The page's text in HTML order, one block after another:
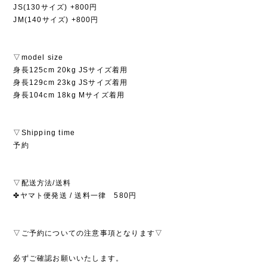
JS(130サイズ) +800円
JM(140サイズ) +800円
▽model size
身長125cm 20kg JSサイズ着用
身長129cm 23kg JSサイズ着用
身長104cm 18kg Mサイズ着用
▽Shipping time
予約
▽配送方法/送料
✤ヤマト便発送 / 送料一律 580円
▽ご予約についての注意事項となります▽
必ずご確認お願いいたします。